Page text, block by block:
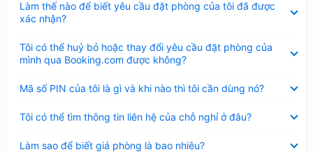
Làm thế nào để biết yêu cầu đặt phòng của tôi đã được
xác nhận?
thu
gọn
Tôi có thể huỷ bỏ hoặc thay đổi yêu cầu đặt phòng của
mình qua Booking.com được không?
thu
gọn
Mã số PIN của tôi là gì và khi nào thì tôi cần dùng nó?
thu
Tôi có thể tìm thông tin liên hệ của chỗ nghỉ ở đâu?
thu
Làm sao để biết giá phòng là bao nhiêu?
thu